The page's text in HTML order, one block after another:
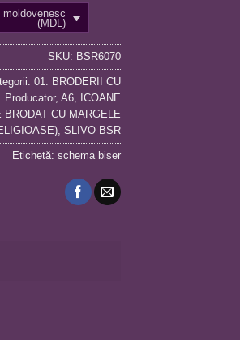
moldovenesc
(MDL)
SKU: BSR6070
01. BRODERII CU
Producator, A6
ICOANE
BRODAT CU MARGELE
SLIVO BSR
Etichetă: schema biser